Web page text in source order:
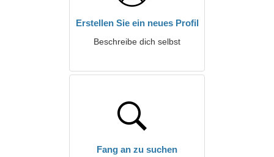
Erstellen Sie ein neues Profil
Beschreibe dich selbst
Fang an zu suchen